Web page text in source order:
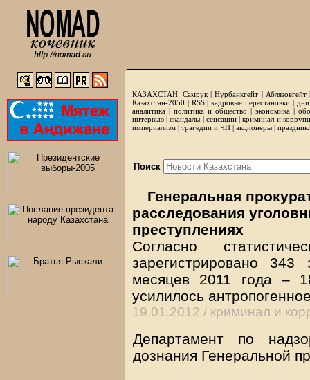
КАЗАХСТАН: Самрук |Нурбанкгейт | Аблязовгейт
Казахстан-2050 | RSS|кадровые перестановки|
аналитика | политика и общество | экономика |
интервью |скандалы | сенсации|криминал и
империализм | трагедии и ЧП | акционеры |
Поиск
Генеральная
расследования
преступлениях
Согласно
зарегистрировано 343
месяцев 2011 года –
усилилось
19.01.2012 / криминал и
Департамент по
дознания Генеральной